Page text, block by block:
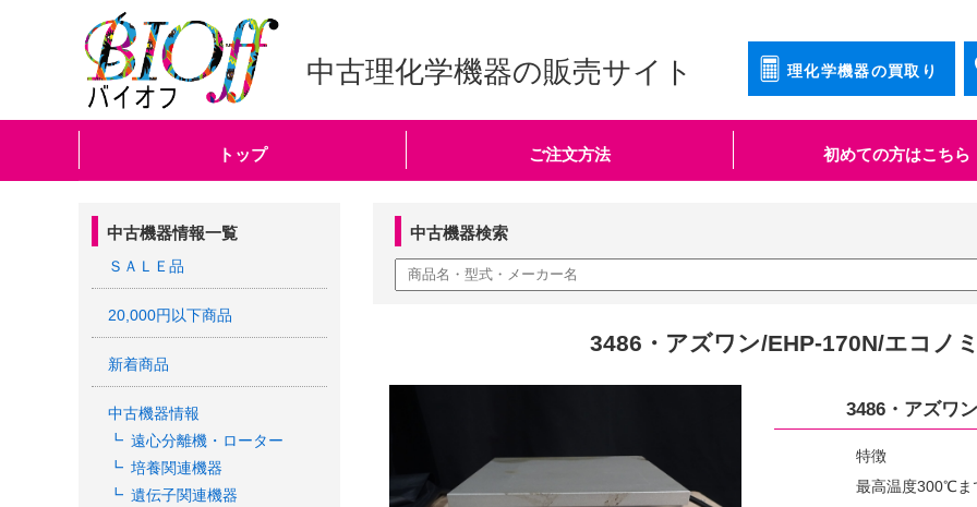
中古理化学機器の販売サイト 理化学機器の買取り
トップ ご注文方法 初めての方はこちら
中古機器情報一覧
ＳＡＬＥ品
20,000円以下商品
新着商品
中古機器情報
遠心分離機・ローター
培養関連機器
遺伝子関連機器
中古機器検索
3486・アズワン/EHP-170N/エコノ
3486・アズワ
特徴
最高温度300℃ま